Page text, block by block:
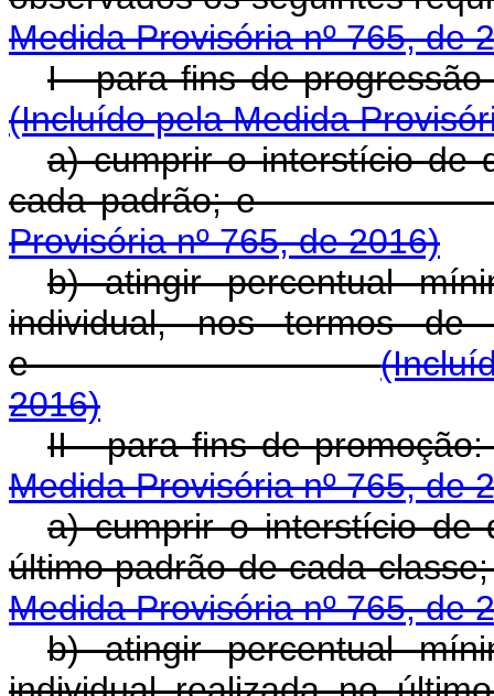
Medida Provisória nº 765, de
I - para fins de
(Incluído pela Medida
a) cumprir o interstício de
cada
Provisória nº 765, de 2016)
b) atingir percentual
individual, nos termos de
e
2016)
II - para fins
Medida Provisória nº 765, de
a) cumprir o interstício de
último padrão
Medida Provisória nº 765, de
b) atingir percentual